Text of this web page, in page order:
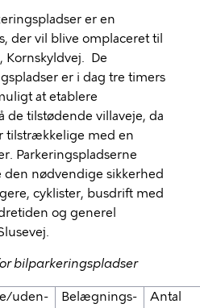
er en
der vil blive omplaceret til
Kornskyldvej. De
er i dag tre timers
at etablere
de tilstødende villaveje, da
tilstrækkelige med en
Parkeringspladserne
nødvendige sikkerhed
cyklister, busdrift med
og generel
bilparkeringspladser
uden-
Belægnings-
Antal